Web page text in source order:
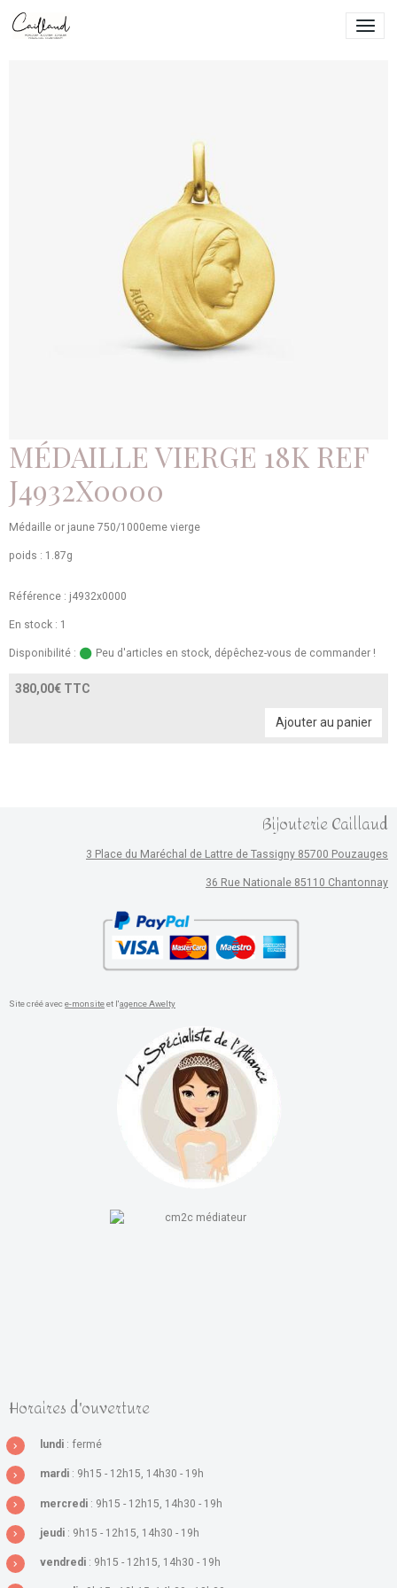
MÉDAILLE VIERGE 18K REF
J4932X0000
Médaille or jaune 750/1000eme vierge
poids : 1.87g
Référence : j4932x0000
En stock : 1
Disponibilité : Peu d'articles en stock, dépêchez-vous de commander !
380,00€ TTC
Ajouter au panier
Bijouterie Caillaud
3 Place du Maréchal de Lattre de Tassigny 85700 Pouzauges
36 Rue Nationale 85110 Chantonnay
Site créé avece-monsiteet l'agence Awelty
Horaires d'ouverture
lundi : fermé
mardi : 9h15 - 12h15, 14h30 - 19h
mercredi : 9h15 - 12h15, 14h30 - 19h
jeudi : 9h15 - 12h15, 14h30 - 19h
vendredi : 9h15 - 12h15, 14h30 - 19h